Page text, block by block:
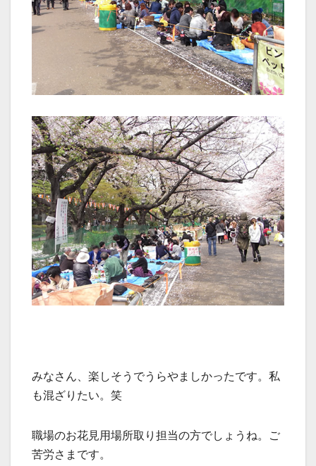
みなさん、楽しそうでうらやましかったです。私
も混ざりたい。笑
職場のお花見用場所取り担当の方でしょうね。ご
苦労さまです。